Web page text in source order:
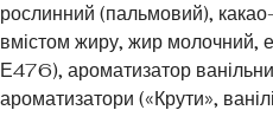
рослинний (пальмовий),
вмістом жиру, жир молочний,
Е476), ароматизатор
ароматизатори («Крути»,